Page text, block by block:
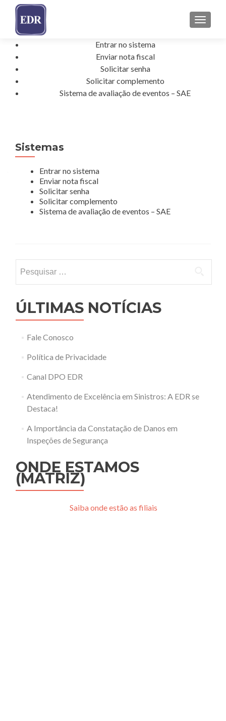
Entrar no sistema
Enviar nota fiscal
Solicitar senha
Solicitar complemento
Sistema de avaliação de eventos – SAE
Sistemas
Entrar no sistema
Enviar nota fiscal
Solicitar senha
Solicitar complemento
Sistema de avaliação de eventos – SAE
por:
ÚLTIMAS NOTÍCIAS
Fale Conosco
Política de Privacidade
Canal DPO EDR
Atendimento de Excelência em Sinistros: A EDR se
Destaca!
A Importância da Constatação de Danos em
Inspeções de Segurança
ONDE ESTAMOS
(MATRIZ)
Saiba onde estão as filiais